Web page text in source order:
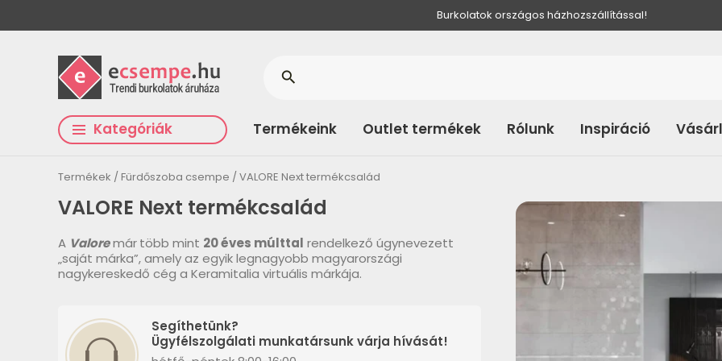
Burkolatok országos házhozszállítással!
Kategóriák Termékeink Outlet termékek Rólunk Inspiráció
search
Termékek Fürdőszoba csempe VALORE Next termékcsalád
VALORE Next termékcsalád
A Valoremártöbb mint 20 éves múlttal rendelkező úgynevezett
„saját márka”, amely az egyik legnagyobb magyarországi
nagykereskedő cég a Keramitalia virtuális márkája.
Segíthetünk?
Ügyfélszolgálati munkatársunk várja hívását!